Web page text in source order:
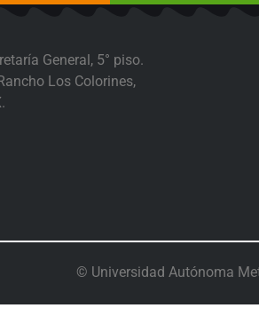
General, 5° piso.
Los Colorines,
© Universidad Autónoma